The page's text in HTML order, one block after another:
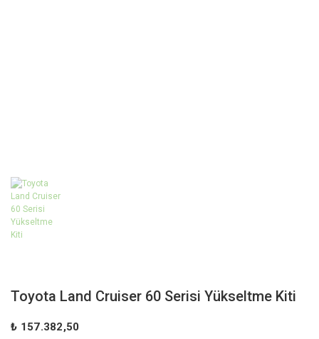
Toyota Land Cruiser 60 Serisi Yükseltme Kiti
₺ 157.382,50